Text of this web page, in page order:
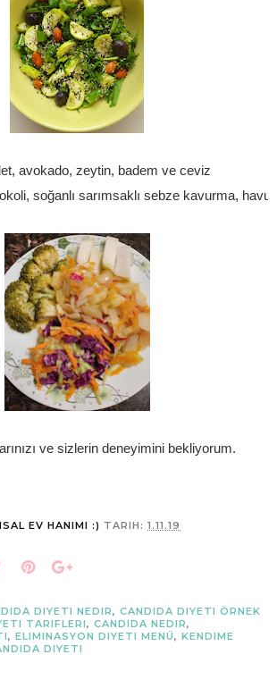
avokado, zeytin, badem ve ceviz
soğanlı sarımsaklı sebze kavurma,
ve sizlerin deneyimini bekliyorum.
EV HANIMI :) TARIH: 1.11.19
DIYETI NEDIR, CANDIDA DIYETI ÖRNEK
TARIFLERI, CANDIDA NEDIR,
, ELIMINASYON DIYETI MENÜ, KENDIME
DIYETI